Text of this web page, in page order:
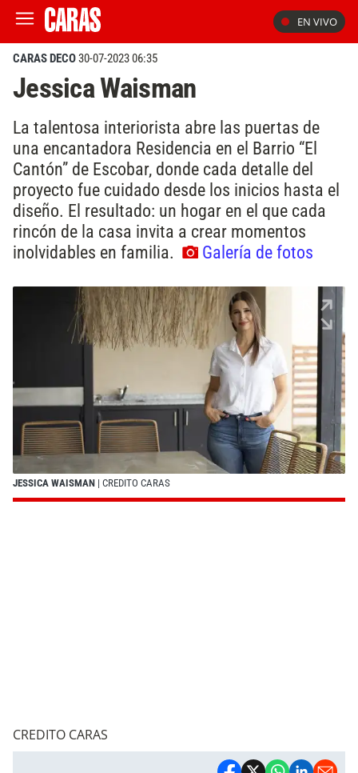
EN VIVO
CARAS DECO30-07-2023 06:35
Jessica Waisman
La talentosa interiorista abre las puertas de
una encantadora Residencia en el Barrio “El
Cantón” de Escobar, donde cada detalle del
proyecto fue cuidado desde los inicios hasta el
diseño. El resultado: un hogar en el que cada
rincón de la casa invita a crear momentos
inolvidables en familia.
Galería de fotos
JESSICA WAISMAN | CREDITO CARAS
CREDITO CARAS